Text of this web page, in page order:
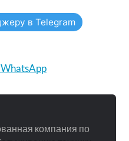
в Telegram
компания по